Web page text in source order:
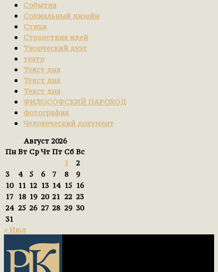
События
Социальный дизайн
Стихи
Странствия идей
Творческий дуэт
театр
Текст дня
Текст дня
Текст дня
ФИЛОСОФСКИЙ ПАРОХОД
фотография
Человеческий документ
Август 2026
Пн Вт Ср Чт Пт Сб Вс
1
2
3
4 5 6 7 8
9
10
11 12 13 14 15 16
17
18 19 20 21 22 23
24 25 26 27 28 29 30
31
« Июл